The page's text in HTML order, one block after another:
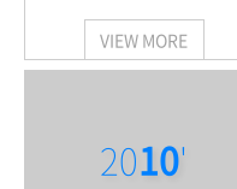
VIEW MORE
2010'